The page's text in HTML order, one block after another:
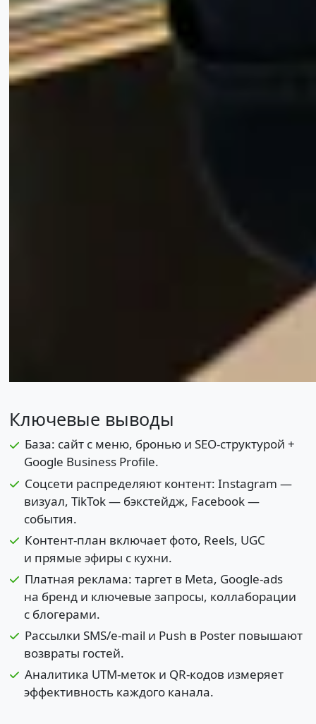
Ключевые выводы
База: сайт с меню, бронью и SEO-структурой +
Google Business Profile.
Соцсети распределяют контент: Instagram —
визуал, TikTok — бэкстейдж, Facebook —
события.
Контент-план включает фото, Reels, UGC
и прямые эфиры с кухни.
Платная реклама: таргет в Meta, Google-ads
на бренд и ключевые запросы, коллаборации
с блогерами.
Рассылки SMS/e-mail и Push в Poster повышают
возвраты гостей.
Аналитика UTM-меток и QR-кодов измеряет
эффективность каждого канала.